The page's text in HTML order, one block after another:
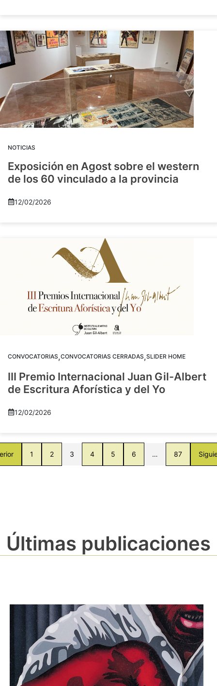
NOTICIAS
Exposición en Agost sobre el western
de los 60 vinculado a la provincia
12/02/2026
CONVOCATORIAS,CONVOCATORIAS CERRADAS,SLIDER HOME
III Premio Internacional Juan Gil-Albert
de Escritura Aforística y del Yo
12/02/2026
1 2 3 4 5 6 … 87
Últimas publicaciones